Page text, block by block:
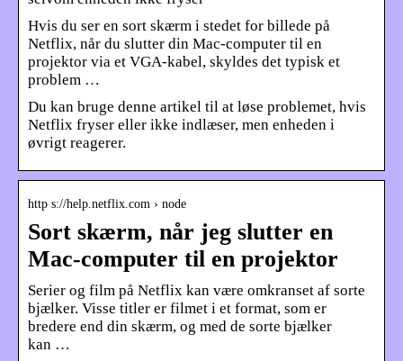
Hvis du ser en sort skærm i stedet for billede på
Netflix, når du slutter din Mac-computer til en
projektor via et VGA-kabel, skyldes det typisk et
problem …
Du kan bruge denne artikel til at løse problemet, hvis
Netflix fryser eller ikke indlæser, men enheden i
øvrigt reagerer.
http s://help.netflix.com › node
Sort skærm, når jeg slutter en
Mac-computer til en projektor
Serier og film på Netflix kan være omkranset af sorte
bjælker. Visse titler er filmet i et format, som er
bredere end din skærm, og med de sorte bjælker
kan …